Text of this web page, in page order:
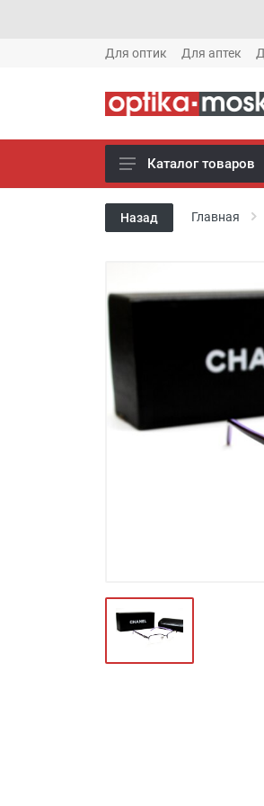
Для оптик Для аптек
Новое готовые очки
Новое солнце (1613)
Солнцезащитные очки
Известные бренды (212)
Красота и здоровье
Каталог товаров
Назад Главная